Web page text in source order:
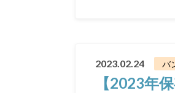
2023.02.24 バ
【2023年